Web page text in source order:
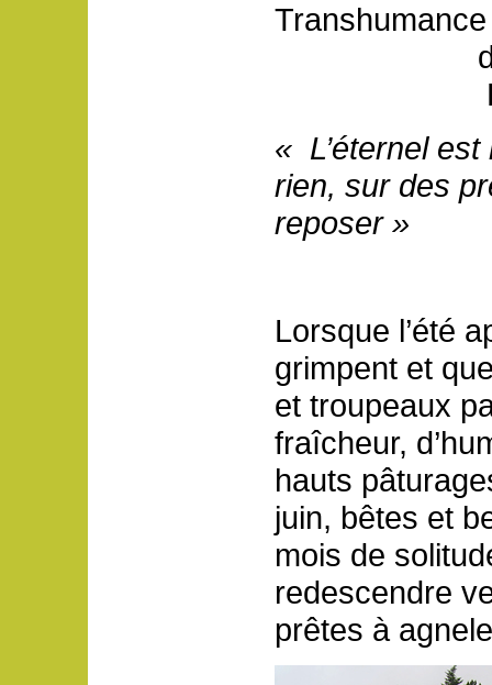
« L’éternel
rien, sur des
reposer »
Lorsque l’été
grimpent et
et troupeaux
fraîcheur,
hauts
juin, bêtes et
mois de
redescendre
prêtes à